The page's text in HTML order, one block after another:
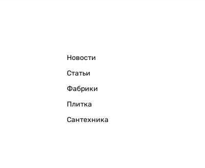
Новости
Статьи
Фабрики
Плитка
Сантехника